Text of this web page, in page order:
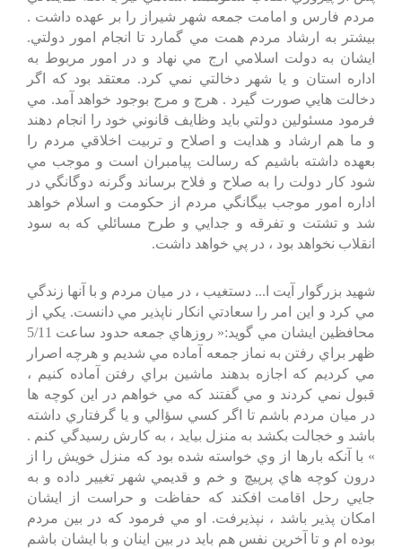
مردم فارس و امامت جمعه شهر شيراز را بر عهده داشت .
بيشتر به ارشاد مردم همت مي گمارد تا انجام امور دولتي.
ايشان به دولت اسلامي ارج مي نهاد و در امور مربوط به
اداره استان و يا شهر دخالتي نمي كرد. معتقد بود كه اگر
دخالت هايي صورت گيرد . هرج و مرج بوجود خواهد آمد. مي
فرمود مسئولين دولتي بايد وظايف قانوني خود را انجام دهند
و ما هم ارشاد و هدايت و اصلاح و تربيت اخلاقي مردم را
بعهده داشته باشيم كه رسالت پيامبران است و موجب مي
شود كار دولت را به صلاح و فلاح برساند وگرنه دوگانگي در
اداره امور موجب بيگانگي مردم از حكومت و اسلام خواهد
شد و تشتت و تفرقه و جدايي و طرح مسائلي كه به سود
انقلاب نخواهد بود ، در پي خواهد داشت.
شهيد بزرگوار آيت ا... دستغيب ، در ميان مردم و با آنها زندگي
مي كرد و اين امر را سعادتي انكار ناپذير مي دانست. يكي از
محافظين ايشان مي گويد:« روزهاي جمعه حدود ساعت 5/11
ظهر براي رفتن به نماز جمعه آماده مي شديم و هرچه اصرار
مي كرديم كه اجازه بدهند ماشين براي رفتن آماده كنيم ،
قبول نمي كردند و مي گفتند كه مي خواهم در اين كوچه ها
در ميان مردم باشم تا اگر كسي سؤالي و يا گرفتاري داشته
باشد و خجالت بكشد به منزل بيايد ، به كارش رسيدگي كنم .
» با آنكه بارها از وي خواسته شده بود كه منزل خويش را از
درون كوچه هاي پرپيچ و خم و قديمي شهر تغيير داده و به
جايي رحل اقامت افكند كه حفاظت و حراست از ايشان
امكان پذير باشد ، نپذيرفت. او مي فرمود كه در بين مردم
بوده ام و تا آخرين نفس هم بايد در بين اينان و با ايشان باشم